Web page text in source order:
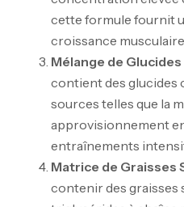
cette formule fournit
croissance
Mélange de
contient des glucides
sources telles que la
approvisionnement
entraînements
Matrice de Graisses
contenir des graisses